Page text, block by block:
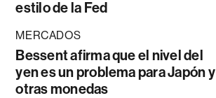
estilo de la Fed
MERCADOS
Bessent afirma que el nivel del
yen es un problema para Japón y
otras monedas